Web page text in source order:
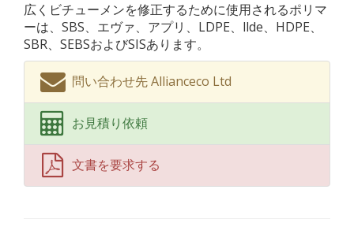
広くビチューメンを修正するために使用されるポリマ
ーは、SBS、エヴァ、アプリ、LDPE、llde、HDPE、
SBR、SEBSおよびSISあります。
問い合わせ先 Allianceco Ltd
お見積り依頼
文書を要求する